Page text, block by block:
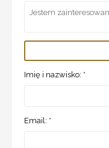
Imię i nazwisko: *
Email: *